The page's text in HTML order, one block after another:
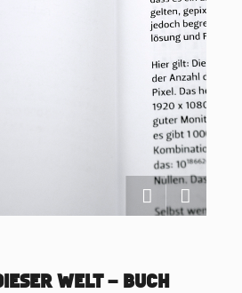
WELT – BUCH